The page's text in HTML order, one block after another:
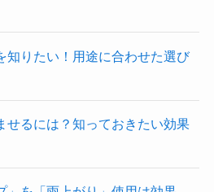
知りたい！用途に合わせた選び
せるには？知っておきたい効果